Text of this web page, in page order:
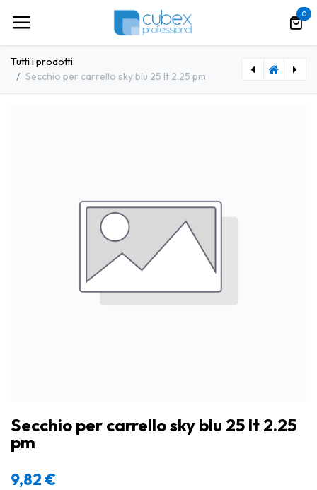
0
Tutti i prodotti
Secchio per carrello sky blu 25 lt 2.25 pm
Secchio per carrello sky blu 25 lt 2.25
pm
9,82€